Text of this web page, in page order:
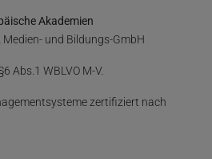
Akademien
und Bildungs-GmbH
Abs.1 WBLVO M-V.
zertifiziert nach